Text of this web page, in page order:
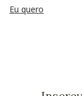
Eu quero